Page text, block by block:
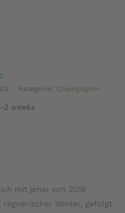
Kategorie: Champagner
2 weeks
mit jener von 2019
regnerischer Winter, gefolgt